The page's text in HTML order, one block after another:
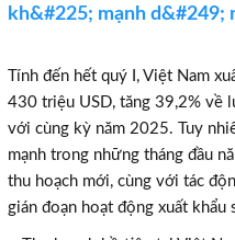
kh&#225; mạnh d&#249;
Tính đến hết quý I, Việt Nam
430 triệu USD, tăng 39,2% về
với cùng kỳ năm 2025. Tuy
mạnh trong những tháng đầu
thu hoạch mới, cùng với tác
gián đoạn hoạt động xuất khẩu